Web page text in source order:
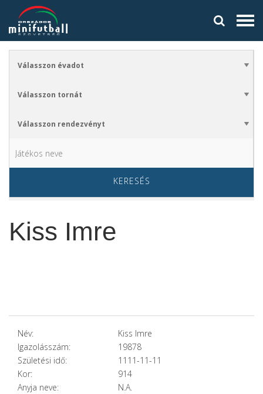
KERESÉS
Kiss Imre
Név:
Kiss Imre
Igazolásszám:
19878
Születési idő:
1111-11-11
Kor:
914
Anyja neve:
N.A.